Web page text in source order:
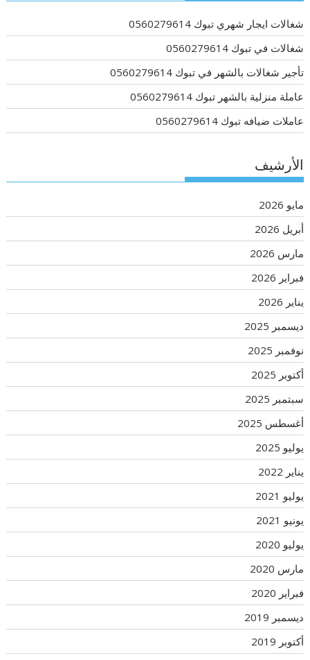
شغالات ايجار شهري تبوك 0560279614
شغالات في تبوك 0560279614
تأجير شغالات بالشهر في تبوك 0560279614
عاملة منزلية بالشهر تبوك 0560279614
عاملات ضيافه تبوك 0560279614
الأرشيف
مايو 2026
أبريل 2026
مارس 2026
فبراير 2026
يناير 2026
ديسمبر 2025
نوفمبر 2025
أكتوبر 2025
سبتمبر 2025
أغسطس 2025
يوليو 2025
يناير 2022
يوليو 2021
يونيو 2021
يوليو 2020
مارس 2020
فبراير 2020
ديسمبر 2019
أكتوبر 2019